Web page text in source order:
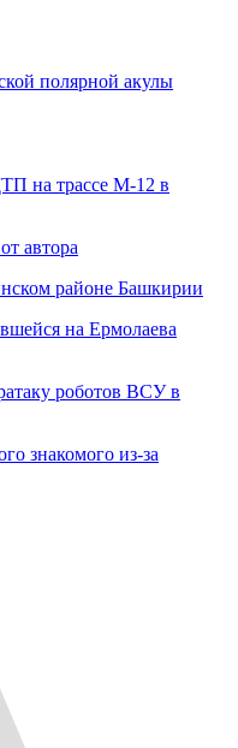
полярной акулы
на трассе М-12 в
автора
районе Башкирии
на Ермолаева
роботов ВСУ в
знакомого из-за